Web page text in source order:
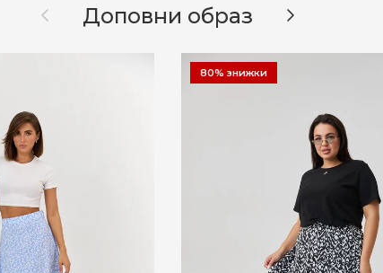
НазадДоповни образ Далі
80% знижки